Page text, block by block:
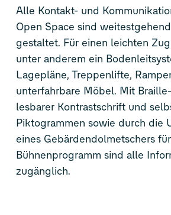
Alle Kontakt- und
Open Space sind
gestaltet. Für einen leichten
unter anderem ein
Lagepläne, Treppenlifte,
unterfahrbare Möbel. Mit
lesbarer Kontrastschrift und
Piktogrammen sowie durch die
eines Gebärdendolmetschers
Bühnenprogramm sind alle
zugänglich.